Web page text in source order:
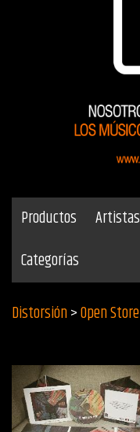
Productos Artistas
Categorías
Distorsión>Open Store